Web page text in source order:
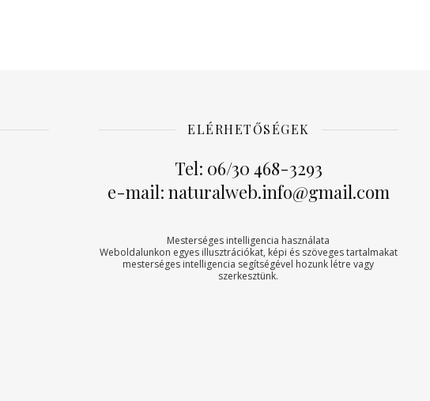
ELÉRHETŐSÉGEK
Tel: 06/30 468-3293
e-mail: naturalweb.info@gmail.com
Mesterséges intelligencia használata
Weboldalunkon egyes illusztrációkat, képi és szöveges tartalmakat
mesterséges intelligencia segítségével hozunk létre vagy
szerkesztünk.